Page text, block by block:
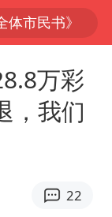
市民书》
震 万彩
，我们
22